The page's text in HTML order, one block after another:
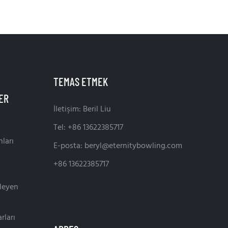
FAVORI SEÇIMLER
TEMAS ETMEK
İletişim: Beril Liu
Tel: +86 13622385717
E-posta: beryl@eternitybowling.com
+86 13622385717